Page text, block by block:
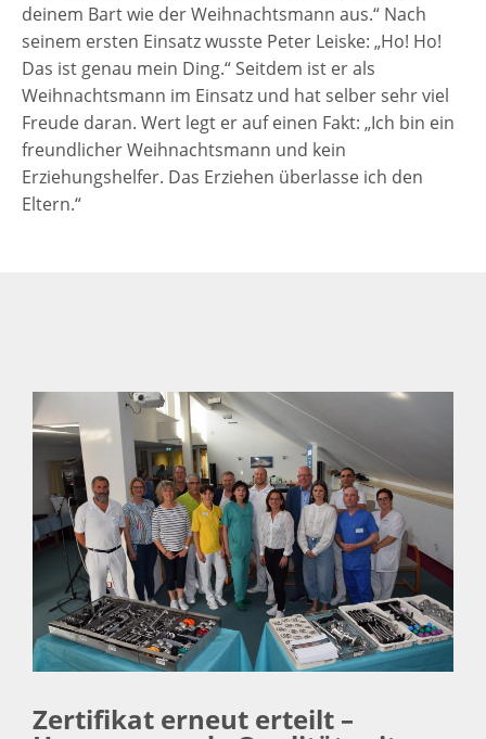
deinem Bart wie der Weihnachtsmann aus.“ Nach
seinem ersten Einsatz wusste Peter Leiske: „Ho! Ho!
Das ist genau mein Ding.“ Seitdem ist er als
Weihnachtsmann im Einsatz und hat selber sehr viel
Freude daran. Wert legt er auf einen Fakt: „Ich bin ein
freundlicher Weihnachtsmann und kein
Erziehungshelfer. Das Erziehen überlasse ich den
Eltern.“
Zertifikat erneut erteilt –